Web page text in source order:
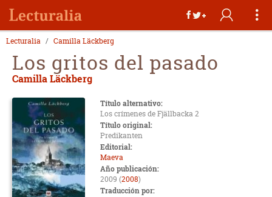
Lecturalia Camilla Läckberg
Los gritos del pasado
Camilla Läckberg
Título alternativo:
Los crímenes de Fjällbacka 2
Título original:
Predikanten
Editorial:
Maeva
Año publicación:
2009 (2008)
Traducción por: